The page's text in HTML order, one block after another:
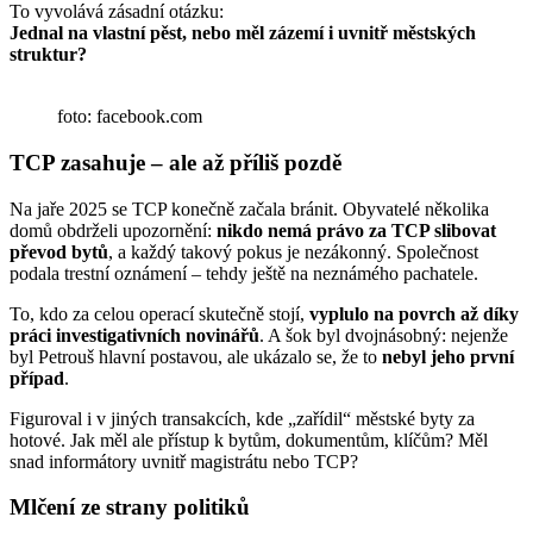
To vyvolává zásadní otázku:
Jednal na vlastní pěst, nebo měl zázemí i uvnitř městských
struktur?
foto: facebook.com
TCP zasahuje – ale až příliš pozdě
Na jaře 2025 se TCP konečně začala bránit. Obyvatelé několika
domů obdrželi upozornění: nikdo nemá právo za TCP slibovat
převod bytů, a každý takový pokus je nezákonný. Společnost
podala trestní oznámení – tehdy ještě na neznámého pachatele.
To, kdo za celou operací skutečně stojí, vyplulo na povrch až díky
práci investigativních novinářů. A šok byl dvojnásobný: nejenže
byl Petrouš hlavní postavou, ale ukázalo se, že to nebyl jeho první
případ.
Figuroval i v jiných transakcích, kde „zařídil“ městské byty za
hotové. Jak měl ale přístup k bytům, dokumentům, klíčům? Měl
snad informátory uvnitř magistrátu nebo TCP?
Mlčení ze strany politiků